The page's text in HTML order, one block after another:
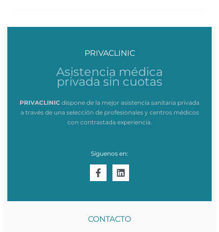
PRIVACLINIC
Asistencia médica
privada sin cuotas
PRIVACLINIC dispone de la mejor asistencia sanitaria privada
a través de una selección de profesionales y centros médicos
con contrastada experiencia.
Síguenos en:
CONTACTO